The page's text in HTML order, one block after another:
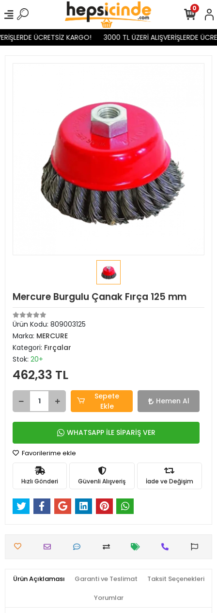
ÜCRETSİZ KARGO! 3000 TL ÜZERİ ALIŞVERİŞLERDE
0
Mercure Burgulu Çanak Fırça 125 mm
Ürün Kodu: 809003125
Marka: MERCURE
Kategori: Fırçalar
Stok: 20+
462,33 TL
Sepete
Ekle
Hemen Al
WHATSAPP İLE SİPARİŞ VER
Favorilerime ekle
Hızlı Gönderi Güvenli Alışveriş İade ve Değişim
Ürün Açıklaması Garanti ve Teslimat Taksit Seçenekleri
Yorumlar